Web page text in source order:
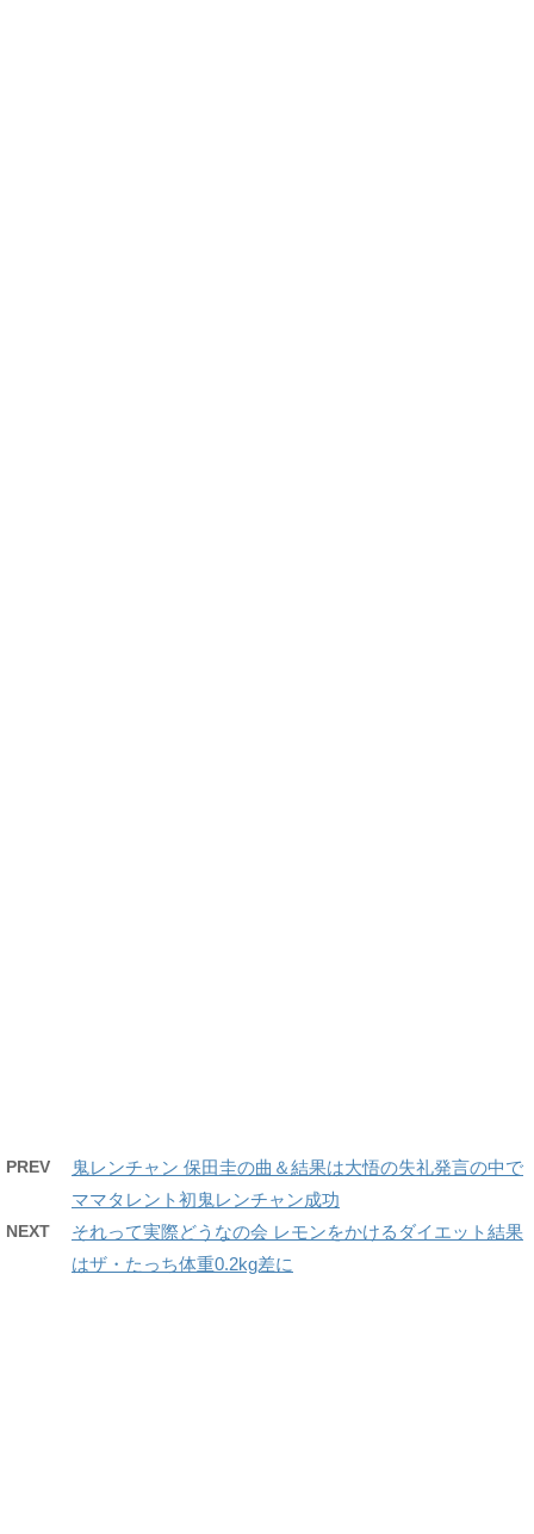
PREV
鬼レンチャン 保田圭の曲＆結果は大悟の失礼発言の中で
ママタレント初鬼レンチャン成功
NEXT
それって実際どうなの会 レモンをかけるダイエット結果
はザ・たっち体重0.2kg差に